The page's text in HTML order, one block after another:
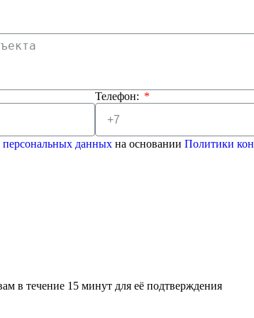
Телефон:
персональных данных на основании Политики
в течение 15 минут для её подтверждения